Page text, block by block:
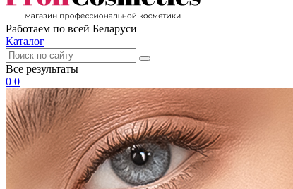
Работаем по всей Беларуси
Каталог
Все результаты
0 0